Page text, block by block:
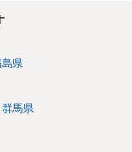
逆に、タレント側
す。 また、業務労
）の場合は、当該
た分は、損害額か
社等との交渉が必
てくると思います
くは対応を最寄り
県
群馬県